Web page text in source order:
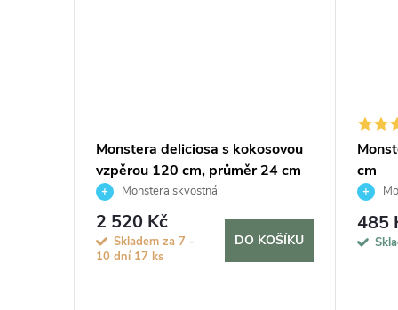
Monstera deliciosa s kokosovou
vzpěrou 120 cm, průměr 24 cm
Monstera skvostná
2 520 Kč
Skladem za 7 -
10 dní 17 ks
DO KOŠÍKU
cm
485